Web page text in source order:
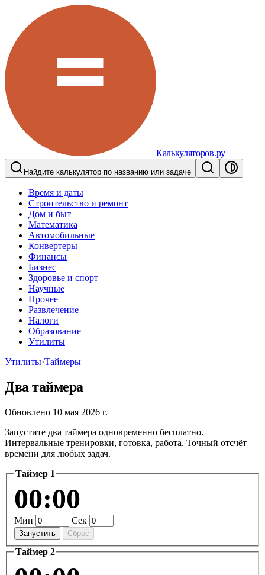
Калькуляторов.ру
Найдите калькулятор по названию или задаче
Время и даты
Строительство и ремонт
Дом и быт
Математика
Автомобильные
Конвертеры
Финансы
Бизнес
Здоровье и спорт
Научные
Прочее
Развлечение
Налоги
Образование
Утилиты
Утилиты·Таймеры
Два таймера
Обновлено 10 мая 2026 г.
Запустите два таймера одновременно бесплатно.
Интервальные тренировки, готовка, работа. Точный отсчёт
времени для любых задач.
Таймер 1
00:00
Мин Сек
Запустить Сброс
Таймер 2